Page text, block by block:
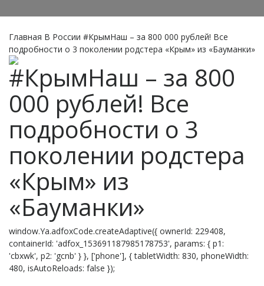
Главная В России #КрымНаш – за 800 000 рублей! Все
подробности о 3 поколении родстера «Крым» из «Бауманки»
#КрымНаш – за 800
000 рублей! Все
подробности о 3
поколении родстера
«Крым» из
«Бауманки»
window.Ya.adfoxCode.createAdaptive({ ownerId: 229408,
containerId: 'adfox_153691187985178753', params: { p1:
'cbxwk', p2: 'gcnb' } }, ['phone'], { tabletWidth: 830, phoneWidth:
480, isAutoReloads: false });